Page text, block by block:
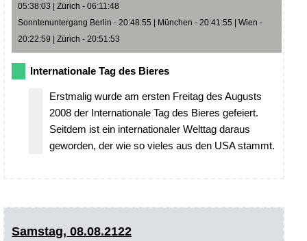
05:38:03 | Zürich - 06:11:48
Sonntenuntergang Berlin - 20:48:55 | München - 20:41:55 | Wien -
20:22:59 | Zürich - 20:51:53
Internationale Tag des Bieres
Erstmalig wurde am ersten Freitag des Augusts
2008 der Internationale Tag des Bieres gefeiert.
Seitdem ist ein internationaler Welttag daraus
geworden, der wie so vieles aus den USA stammt.
Samstag, 08.08.2122